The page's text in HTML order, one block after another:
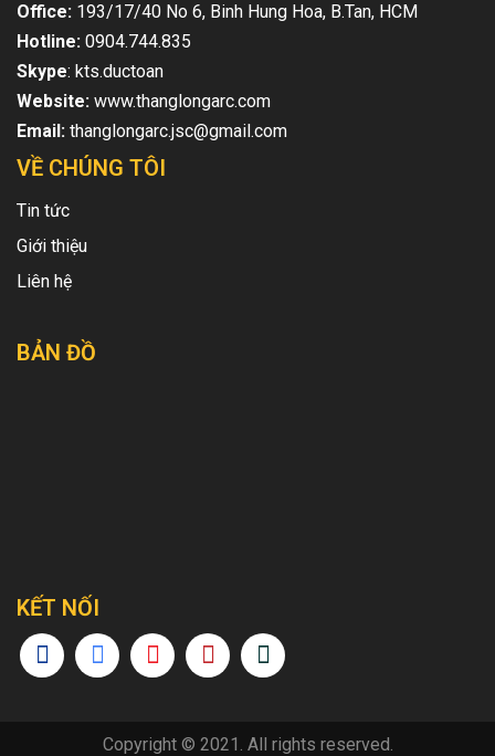
Office: 193/17/40 No 6, Binh Hung Hoa, B.Tan, HCM
Hotline: 0904.744.835
Skype: kts.ductoan
Website: www.thanglongarc.com
Email: thanglongarc.jsc@gmail.com
VỀ CHÚNG TÔI
Tin tức
Giới thiệu
Liên hệ
BẢN ĐỒ
KẾT NỐI
Copyright © 2021. All rights reserved.